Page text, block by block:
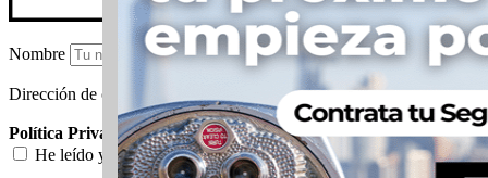
Nombre
Dirección de correo electrónico:
Política Privacidad
He leído y acepto lapolítica de privacidad y protección de datos